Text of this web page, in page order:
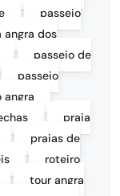
passeio
angra dos
passeio de
passeio
angra
praia
praias de
roteiro
tour angra